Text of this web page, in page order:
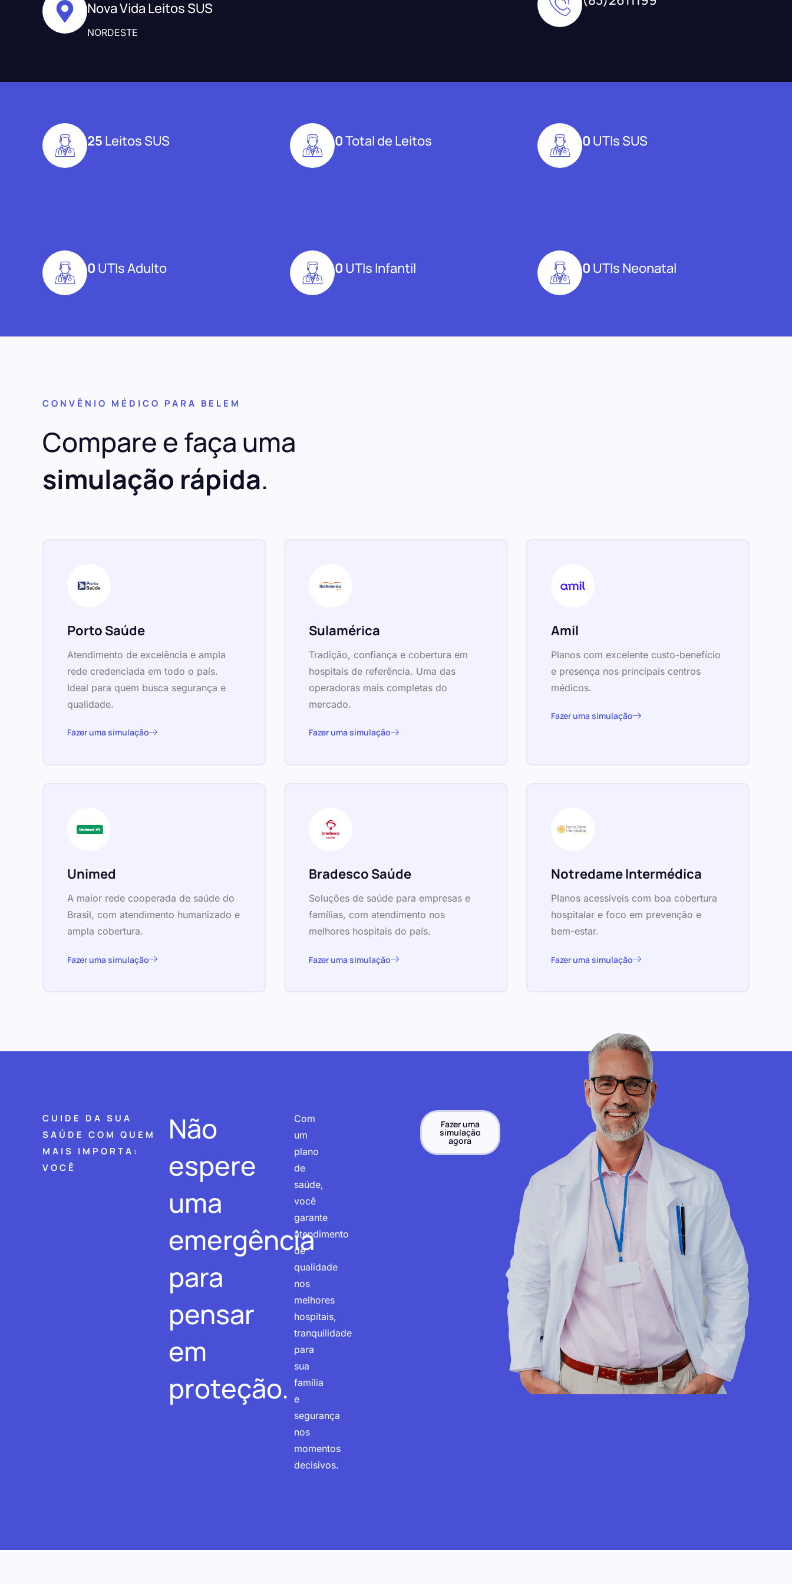
Nova Vida Leitos SUS
NORDESTE
25 Leitos SUS 0Total de Leitos 0 UTIs SUS
0 UTIs Adulto 0 UTIs Infantil 0 UTIs Neonatal
CONVÊNIO MÉDICO PARA BELEM
Compare e faça uma
simulação rápida.
Porto Saúde
Atendimento de excelência e ampla
rede credenciada em todo o país.
Ideal para quem busca segurança e
qualidade.
Fazer uma simulação
Sulamérica
Tradição, confiança e cobertura em
hospitais de referência. Uma das
operadoras mais completas do
mercado.
Fazer uma simulação
Amil
Planos com excelente custo-benefício
e presença nos principais centros
médicos.
Fazer uma simulação
Unimed
A maior rede cooperada de saúde do
Brasil, com atendimento humanizado e
ampla cobertura.
Fazer uma simulação
Bradesco Saúde
Soluções de saúde para empresas e
famílias, com atendimento nos
melhores hospitais do país.
Fazer uma simulação
Notredame Intermédica
Planos acessíveis com boa cobertura
hospitalar e foco em prevenção e
bem-estar.
Fazer uma simulação
CUIDE DA SUA
SAÚDE COM QUEM
MAIS IMPORTA:
VOCÊ
Não
espere
uma
emergência
para
pensar
em
proteção.
Com
um
plano
de
saúde,
você
garante
atendimento
de
qualidade
nos
melhores
hospitais,
tranquilidade
para
sua
família
e
segurança
nos
momentos
decisivos.
Fazer uma
simulação
agora